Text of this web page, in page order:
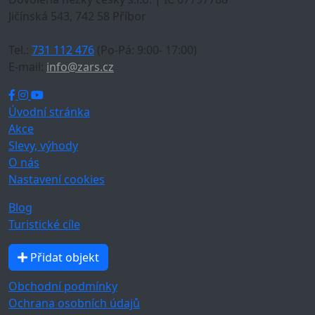
Jičínská 543, 742 58 Příbor
Tel.: 731 112 476 (Po-Pá: 9:00- 17:00)
E-mail: info@zars.cz
Úvodní stránka
Akce
Slevy, výhody
O nás
Nastavení cookies
Blog
Turistické cíle
Přidat objekt
Obchodní podmínky
Ochrana osobních údajů